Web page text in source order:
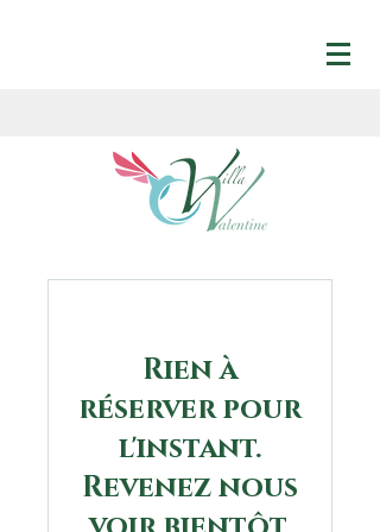
Rien à
réserver pour
l'instant.
Revenez nous